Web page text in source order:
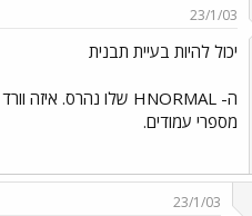
23/1/03
יכול להיות בעיית תבנית
מספרי עמודים.
23/1/03